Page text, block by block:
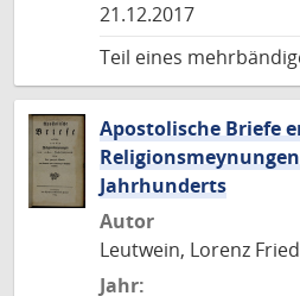
21.12.2017
Teil eines
Apostolische Briefe
Jahrhunderts
Autor
Leutwein, Lorenz
Jahr: